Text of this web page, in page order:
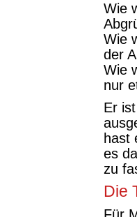
Wie
Wie
der
Wie
nur
Er
hast
es
zu
Die